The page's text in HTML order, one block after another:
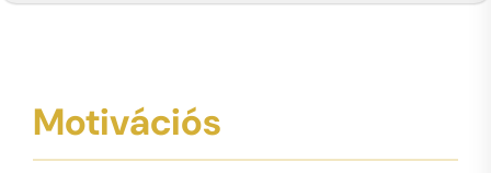
Motivációs